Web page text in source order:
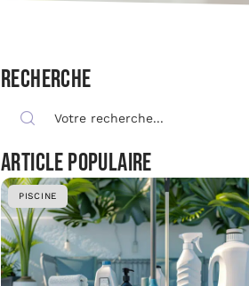
Recherche
Article populaire
PISCINE